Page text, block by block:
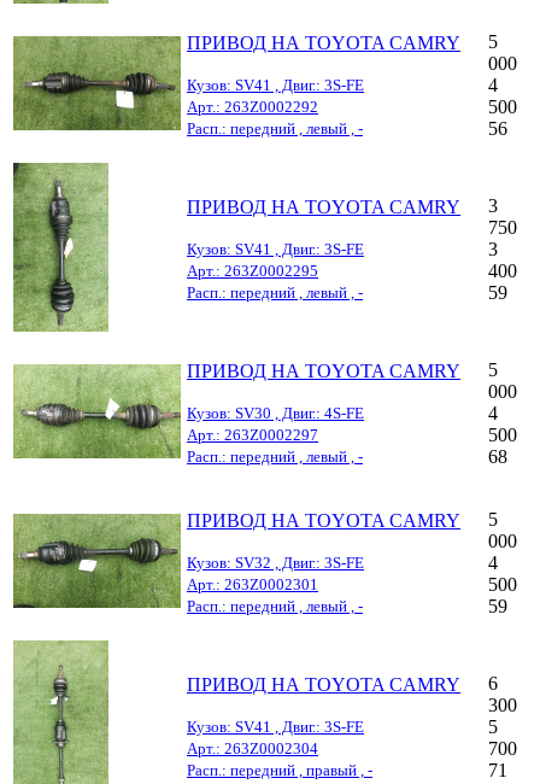
ПРИВОД НА TOYOTA CAMRY
Кузов: SV41 , Двиг.: 3S-FE
Арт.: 263Z0002292
Расп.: передний , левый , -
5
000
4
500
56
ПРИВОД НА TOYOTA CAMRY
Кузов: SV41 , Двиг.: 3S-FE
Арт.: 263Z0002295
Расп.: передний , левый , -
3
750
3
400
59
ПРИВОД НА TOYOTA CAMRY
Кузов: SV30 , Двиг.: 4S-FE
Арт.: 263Z0002297
Расп.: передний , левый , -
5
000
4
500
68
ПРИВОД НА TOYOTA CAMRY
Кузов: SV32 , Двиг.: 3S-FE
Арт.: 263Z0002301
Расп.: передний , левый , -
5
000
4
500
59
ПРИВОД НА TOYOTA CAMRY
Кузов: SV41 , Двиг.: 3S-FE
Арт.: 263Z0002304
Расп.: передний , правый , -
6
300
5
700
71